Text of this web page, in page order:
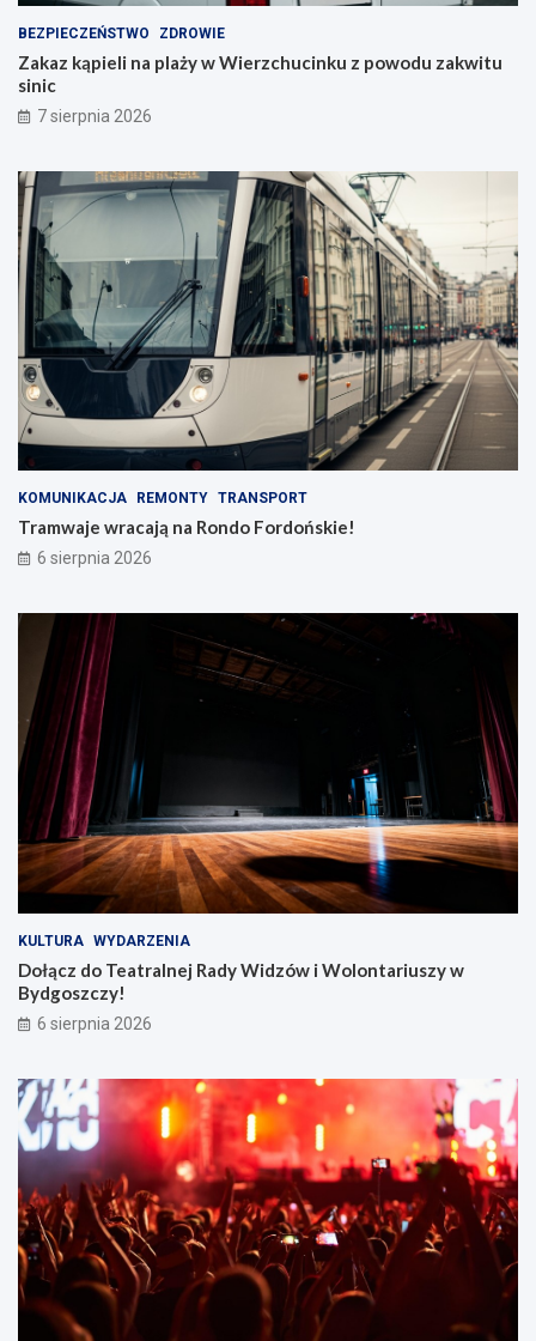
BEZPIECZEŃSTWO ZDROWIE
Zakaz kąpieli na plaży w Wierzchucinku z powodu zakwitu
sinic
7 sierpnia 2026
KOMUNIKACJA REMONTY TRANSPORT
Tramwaje wracają na Rondo Fordońskie!
6 sierpnia 2026
KULTURA WYDARZENIA
Dołącz do Teatralnej Rady Widzów i Wolontariuszy w
Bydgoszczy!
6 sierpnia 2026